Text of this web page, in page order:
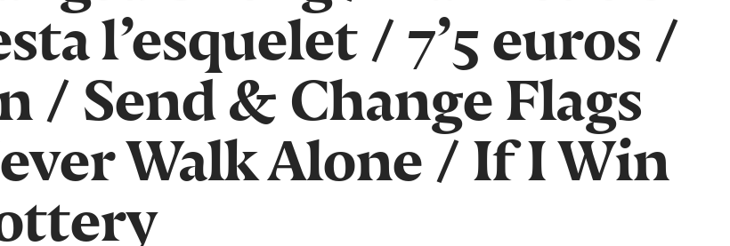
l’esquelet /7’5 euros /
/ Send & Change Flags
Walk Alone / If I Win